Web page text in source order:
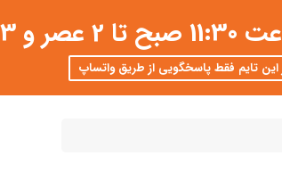
است
این تایم فقط پاسخگویی از طریق واتساپ